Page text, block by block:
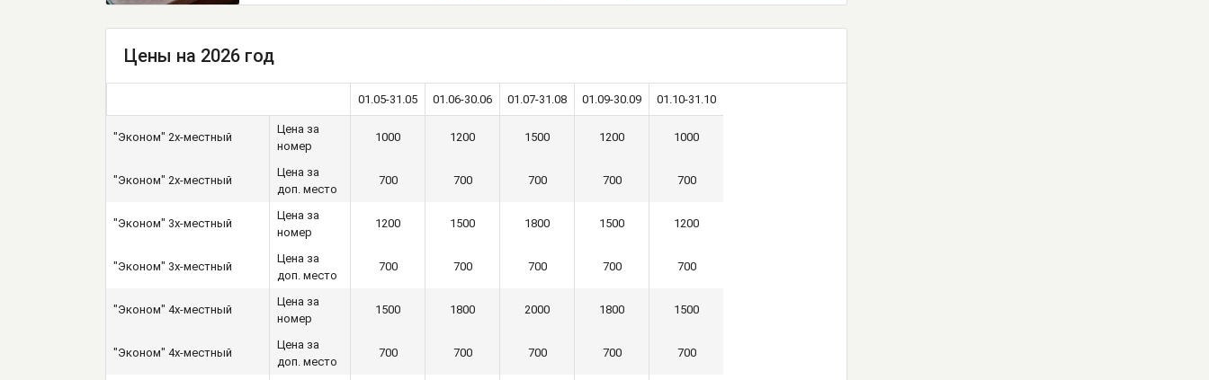
Цены на 2026 год
01.05-31.05 01.06-30.06 01.07-31.08 01.09-30.09 01.10-31.10
"Эконом" 2х-местный
Цена за
номер
1000 1200 1500 1200 1000
"Эконом" 2х-местный
Цена за
доп. место
700 700 700 700 700
"Эконом" 3х-местный
Цена за
номер
1200 1500 1800 1500 1200
"Эконом" 3х-местный
Цена за
доп. место
700 700 700 700 700
"Эконом" 4х-местный
Цена за
номер
1500 1800 2000 1800 1500
"Эконом" 4х-местный
Цена за
доп. место
700 700 700 700 700